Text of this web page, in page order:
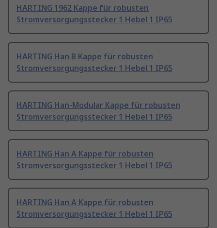
HARTING 1962 Kappe für robusten
Stromversorgungsstecker 1 Hebel 1 IP65
HARTING Han B Kappe für robusten
Stromversorgungsstecker 1 Hebel 1 IP65
HARTING Han-Modular Kappe für robusten
Stromversorgungsstecker 1 Hebel 1 IP65
HARTING Han A Kappe für robusten
Stromversorgungsstecker 1 Hebel 1 IP65
HARTING Han A Kappe für robusten
Stromversorgungsstecker 1 Hebel 1 IP65